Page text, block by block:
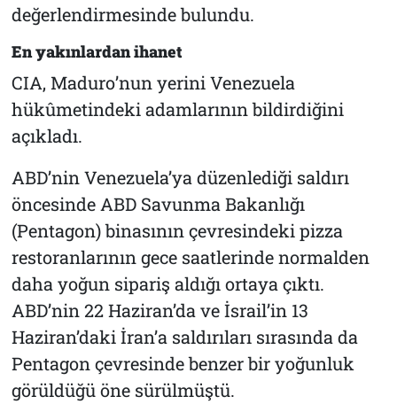
değerlendirmesinde bulundu.
En yakınlardan ihanet
CIA, Maduro’nun yerini Venezuela
hükûmetindeki adamlarının bildirdiğini
açıkladı.
ABD’nin Venezuela’ya düzenlediği saldırı
öncesinde ABD Savunma Bakanlığı
(Pentagon) binasının çevresindeki pizza
restoranlarının gece saatlerinde normalden
daha yoğun sipariş aldığı ortaya çıktı.
ABD’nin 22 Haziran’da ve İsrail’in 13
Haziran’daki İran’a saldırıları sırasında da
Pentagon çevresinde benzer bir yoğunluk
görüldüğü öne sürülmüştü.